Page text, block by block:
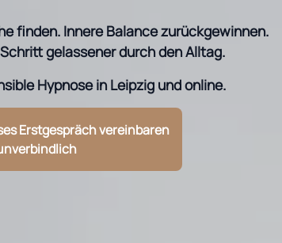
finden. Innere Balance zurückgewinnen.
gelassener durch den Alltag.
Hypnose in Leipzig und online.
Erstgespräch vereinbaren